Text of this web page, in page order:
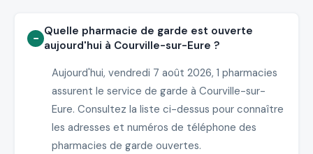
Quelle pharmacie de garde est ouverte
aujourd'hui à Courville-sur-Eure ?
Aujourd'hui, vendredi 7 août 2026, 1 pharmacies
assurent le service de garde à Courville-sur-
Eure. Consultez la liste ci-dessus pour connaître
les adresses et numéros de téléphone des
pharmacies de garde ouvertes.